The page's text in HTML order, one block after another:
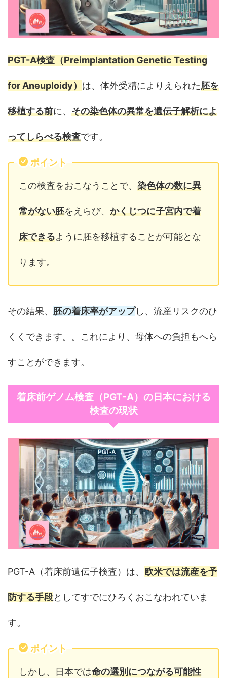
PGT-A検査（Preimplantation Genetic Testing
for Aneuploidy） は、体外受精によりえられた胚を
移植する前に、 その染色体の異常を遺伝子解析によ
ってしらべる検査です。
ポイント
この検査をおこなうことで、 染色体の数に異
常がない胚をえらび、 かくじつに子宮内で着
床できるように胚を移植することが可能とな
ります。
その結果、 胚の着床率がアップし、流産リスクのひ
くくできます。。これにより、母体への負担もへら
すことができます。
着床前ゲノム検査（PGT-A）の日本における
検査の現状
PGT-A（着床前遺伝子検査）は、 欧米では流産を予
防する手段としてすでにひろくおこなわれていま
す。
ポイント
しかし、日本では命の選別につながる可能性